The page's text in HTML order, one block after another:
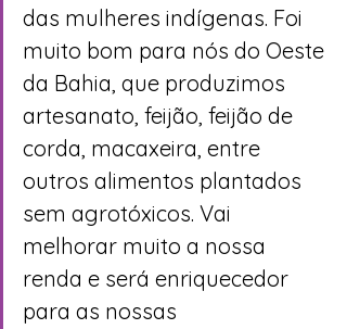
das mulheres indígenas. Foi
muito bom para nós do Oeste
da Bahia, que produzimos
artesanato, feijão, feijão de
corda, macaxeira, entre
outros alimentos plantados
sem agrotóxicos. Vai
melhorar muito a nossa
renda e será enriquecedor
para as nossas